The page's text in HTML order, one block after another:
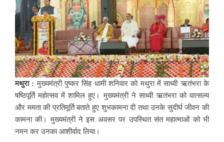
मथुरा : मुख्यमंत्री पुष्कर सिंह धामी शनिवार को मथुरा में साध्वी ऋतंभरा के
षष्ठिपूर्ति महोत्सव में शामिल हुए। मुख्यमंत्री ने साध्वी ऋतंभरा को वात्सल्य
और ममता की प्रतिमूर्ति बताते हुए शुभकामना दी तथा उनके सुदीर्घ जीवन की
कामना की। मुख्यमंत्री ने इस अवसर पर उपस्थित संत महात्माओं को भी
नमन कर उनका आशीर्वाद लिया।